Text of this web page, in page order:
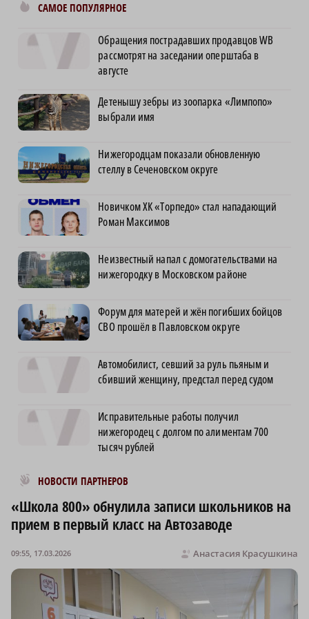
САМОЕ ПОПУЛЯРНОЕ
Обращения пострадавших продавцов WB
рассмотрят на заседании оперштаба в
августе
Детенышу зебры из зоопарка «Лимпопо»
выбрали имя
Нижегородцам показали обновленную
стеллу в Сеченовском округе
Новичком ХК «Торпедо» стал нападающий
Роман Максимов
Неизвестный напал с домогательствами на
нижегородку в Московском районе
Форум для матерей и жён погибших бойцов
СВО прошёл в Павловском округе
Автомобилист, севший за руль пьяным и
сбивший женщину, предстал перед судом
Исправительные работы получил
нижегородец с долгом по алиментам 700
тысяч рублей
НОВОСТИ ПАРТНЕРОВ
Новости МирТесен
«Школа 800» обнулила записи школьников на
прием в первый класс на Автозаводе
Анастасия Красушкина
09:55, 17.03.2026